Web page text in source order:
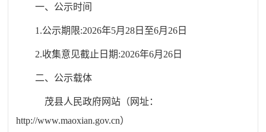
一、公示时间
1.公示期限:2026年5月28日至6月26日
2.收集意见截止日期:2026年6月26日
二、公示载体
茂县人民政府网站（网址：
http://www.maoxian.gov.cn）